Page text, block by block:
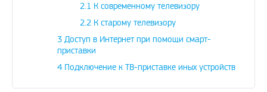
2.1 К современному телевизору
2.2К старому телевизору
3 Доступ в Интернет при помощи смарт-
приставки
4 Подключение к ТВ-приставке иных устройств